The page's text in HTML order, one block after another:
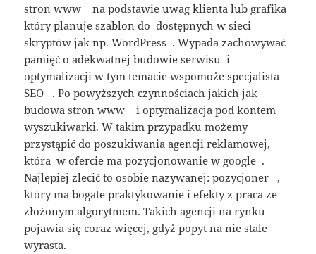
stron www na podstawie uwag klienta lub grafika
który planuje szablon do dostępnych w sieci
skryptów jak np. WordPress . Wypada zachowywać
pamięć o adekwatnej budowie serwisu i
optymalizacji w tym temacie wspomoże specjalista
SEO . Po powyższych czynnościach jakich jak
budowa stron www i optymalizacja pod kontem
wyszukiwarki. W takim przypadku możemy
przystąpić do poszukiwania agencji reklamowej,
która w ofercie ma pozycjonowanie w google .
Najlepiej zlecić to osobie nazywanej: pozycjoner ,
który ma bogate praktykowanie i efekty z praca ze
złożonym algorytmem. Takich agencji na rynku
pojawia się coraz więcej, gdyż popyt na nie stale
wyrasta.